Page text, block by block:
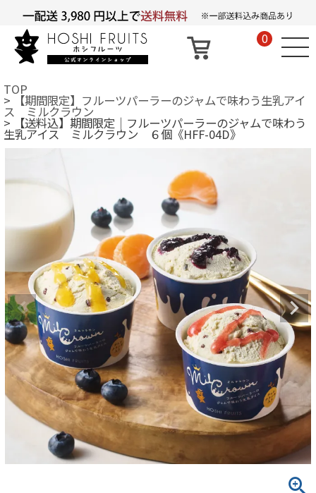
0
TOP
【期間限定】フルーツパーラーのジャムで味わう生乳アイ
ス ミルクラウン
【送料込】期間限定｜フルーツパーラーのジャムで味わう
生乳アイス ミルクラウン ６個《HFF-04D》